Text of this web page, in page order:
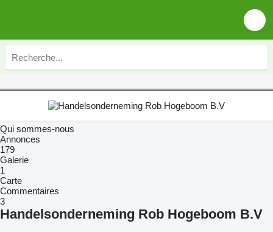
Qui sommes-nous
Annonces
179
Galerie
1
Carte
Commentaires
3
Handelsonderneming Rob Hogeboom B.V